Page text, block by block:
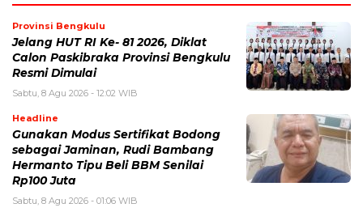
Provinsi Bengkulu
Jelang HUT RI Ke- 81 2026, Diklat
Calon Paskibraka Provinsi Bengkulu
Resmi Dimulai
Sabtu, 8 Agu 2026 - 12:02 WIB
Headline
Gunakan Modus Sertifikat Bodong
sebagai Jaminan, Rudi Bambang
Hermanto Tipu Beli BBM Senilai
Rp100 Juta
Sabtu, 8 Agu 2026 - 01:06 WIB